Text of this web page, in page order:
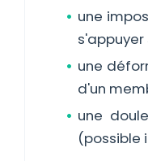
une
s'appuyer
une
d'un
une
(possible